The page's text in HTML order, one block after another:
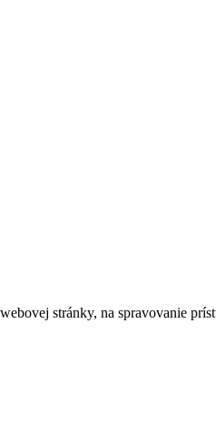
stránky, na spravovanie